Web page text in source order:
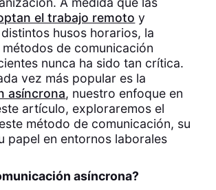
el trabajo remoto y
husos horarios, la
de comunicación
nunca ha sido tan crítica.
vez más popular es la
asíncrona, nuestro enfoque en
artículo, exploraremos el
método de comunicación, su
papel en entornos laborales
asíncrona?